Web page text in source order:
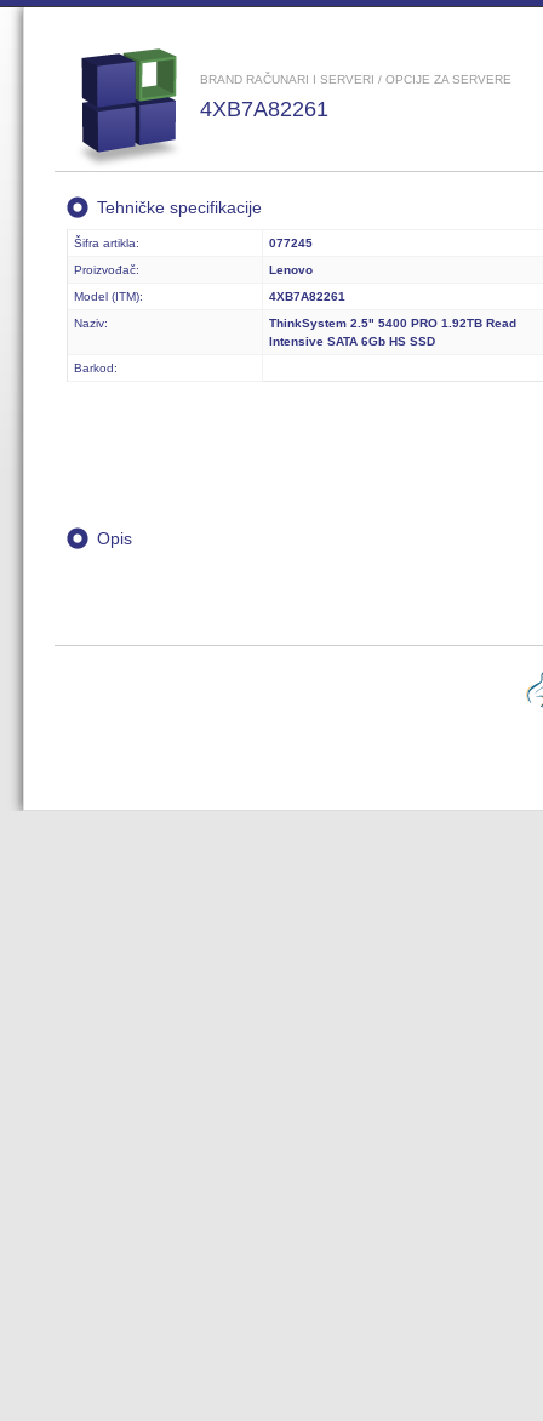
BRAND RAČUNARI I SERVERI / OPCIJE ZA SERVERE
4XB7A82261
Tehničke specifikacije
Šifra artikla:
077245
Proizvođač:
Lenovo
Model (ITM):
4XB7A82261
Naziv:
ThinkSystem 2.5" 5400 PRO 1.92TB Read
Intensive SATA 6Gb HS SSD
Barkod:
Opis